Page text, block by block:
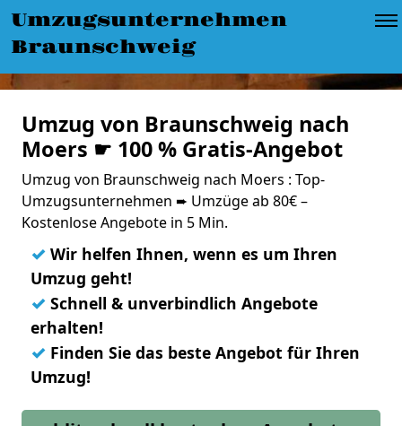
Umzugsunternehmen
Braunschweig
Umzug von Braunschweig nach
Moers ☛ 100 % Gratis-Angebot
Umzug von Braunschweig nach Moers : Top-
Umzugsunternehmen ➨ Umzüge ab 80€ –
Kostenlose Angebote in 5 Min.
✓ Wir helfen Ihnen, wenn es um Ihren
Umzug geht!
✓ Schnell & unverbindlich Angebote
erhalten!
✓ Finden Sie das beste Angebot für Ihren
Umzug!